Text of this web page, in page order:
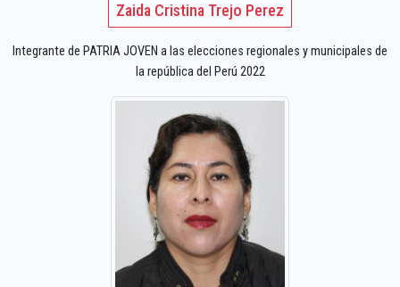
Zaida Cristina Trejo Perez
Integrante de PATRIA JOVEN a las elecciones regionales y municipales de
la república del Perú 2022